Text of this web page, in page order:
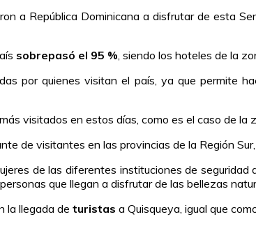
a República Dominicana a disfrutar de esta
sobrepasó el 95 % , siendo los hoteles de la
por quienes visitan el país, ya que permite
visitados en estos días, como es el caso de la
de visitantes en las provincias de la Región
de las diferentes instituciones de
que llegan a disfrutar de las bellezas
la llegada de turistas a Quisqueya, igual que